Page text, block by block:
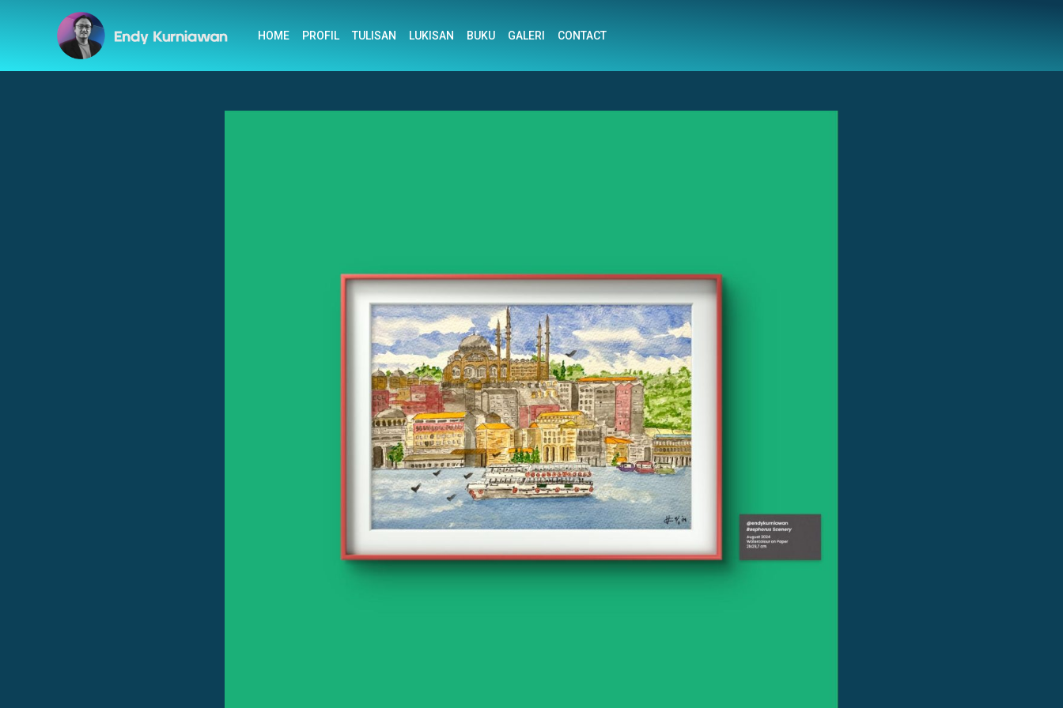
HOME PROFIL TULISAN LUKISAN BUKU GALERI CONTACT